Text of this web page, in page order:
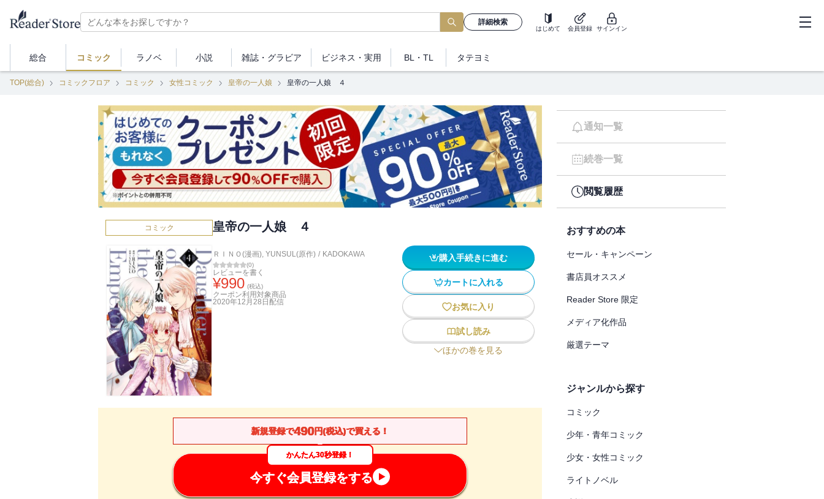
詳細検索
はじめて 会員登録 サインイン
総合 コミック ラノベ 小説 雑誌・ グラビア ビジネス ・実用 BL・TL タテヨミ
TOP(総合) コミックフロア コミック 女性コミック 皇帝の一人娘 皇帝の一人娘 ４
コミック 皇帝の一人娘 ４
ＲＩＮＯ(漫画), YUNSUL(原作) / KADOKAWA
(0)
レビューを書く
¥990 (税込)
クーポン利用対象商品
2020年12月28日 配信
購入手続きに進む
カートに入れる
お気に入り
試し読み
ほかの巻を見る
新規登録で490円(税込)で買える！
かんたん30秒登録！
今すぐ会員登録をする
通知一覧
続巻一覧
閲覧履歴
おすすめの本
セール・キャンペーン
書店員オススメ
Reader Store 限定
メディア化作品
厳選テーマ
ジャンルから探す
コミック
少年・青年コミック
少女・女性コミック
ライトノベル